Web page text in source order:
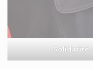
Solidarité